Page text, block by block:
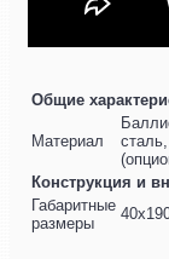
Общие
Материал
Конструкция и
Габаритные
размеры